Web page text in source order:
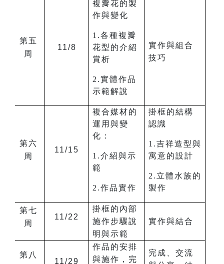
第五
周
11/8
複瓣花的製
作與變化
1.各種複瓣
花型的介紹
賞析
2.實體作品
示範解說
實作與組合
技巧
第六
周
11/15
複合媒材的
運用與變
化：
1.介紹與示
範
2.作品實作
掛框的結構
認識
1.吉祥造型與
寓意的設計
2.立體水族的
製作
第七
周
11/22
掛框的內部
施作步驟說
明與示範
實作與結合
第八
11/29
作品的安排
與施作，完
完成、交流